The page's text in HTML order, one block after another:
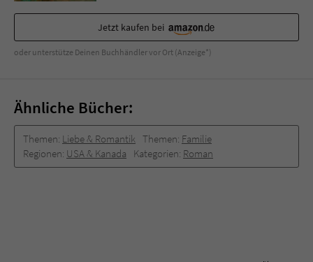
Jetzt kaufen bei
oder unterstütze Deinen Buchhändler vor Ort (Anzeige*)
Ähnliche Bücher:
Themen: Liebe & Romantik Themen: Familie
Regionen: USA & Kanada Kategorien: Roman